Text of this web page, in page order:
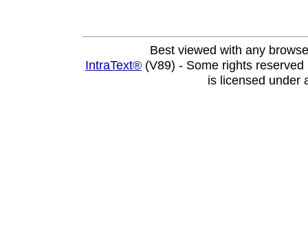
Best viewed with any
IntraText® (V89) - Some rights
is licensed under